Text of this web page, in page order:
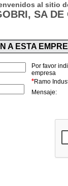
al sitio
SA DE
A ESTA
Por favor
empresa
*Ramo
Mensaje: